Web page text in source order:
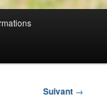
Suivant →